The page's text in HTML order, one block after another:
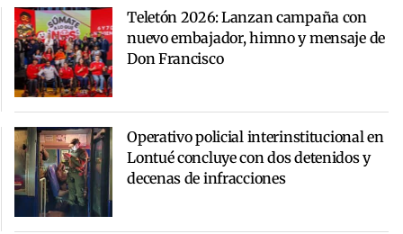
Teletón 2026: Lanzan campaña con
nuevo embajador, himno y mensaje de
Don Francisco
Operativo policial interinstitucional en
Lontué concluye con dos detenidos y
decenas de infracciones